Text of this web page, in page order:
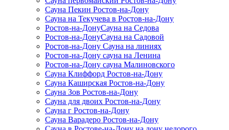
Сауна Пекин Ростов-на-Дону
Сауна на Текучева в Ростов-на-Дону
Ростов-на-ДонуСауна на Седова
Ростов-на-ДонуСауна на Садовой
Ростов-на-Дону Сауна на линиях
Ростов-на-Дону сауна на Ленина
Ростов-на-Дону сауна Малиновского
Сауна Клиффорд Ростов-на-Дону
Сауна Каширская Ростов-на-Дону
Сауна Зов Ростов-на-Дону
Сауна для двоих Ростов-на-Дону
Сауна г Ростов-на-Дону
Сауна Варадеро Ростов-на-Дону